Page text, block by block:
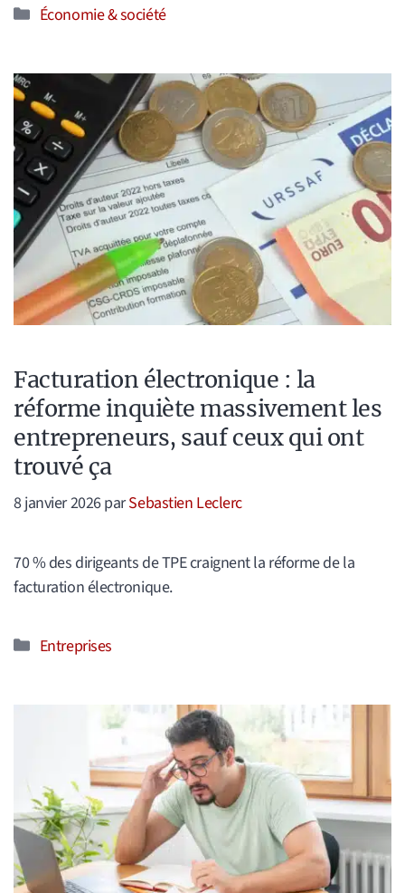
Catégories
Économie & société
Facturation électronique : la
réforme inquiète massivement les
entrepreneurs, sauf ceux qui ont
trouvé ça
8 janvier 2026parSebastien Leclerc
70 % des dirigeants de TPE craignent la réforme de la
facturation électronique.
Catégories
Entreprises